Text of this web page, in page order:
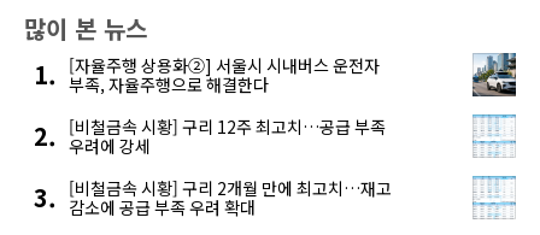
많이 본 뉴스
[자율주행 상용화②] 서울시 시내버스 운전자
부족, 자율주행으로 해결한다
[비철금속 시황] 구리 12주 최고치…공급 부족
우려에 강세
[비철금속 시황] 구리 2개월 만에 최고치…재고
감소에 공급 부족 우려 확대